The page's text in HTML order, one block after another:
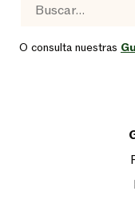
O consulta nuestras